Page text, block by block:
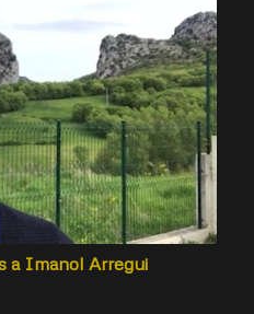
Imanol Arregui